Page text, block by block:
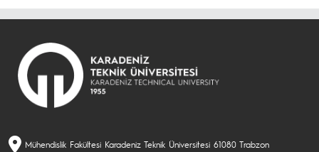
Mühendislik Fakültesi Karadeniz Teknik Üniversitesi 61080 Trabzon